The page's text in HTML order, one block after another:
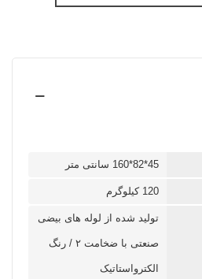
45*82*160 سانتی متر
120 کیلوگرم
تولید شده از لوله های بیضی
صنعتی با ضخامت ۲ / رنگ
الکترواستاتیک